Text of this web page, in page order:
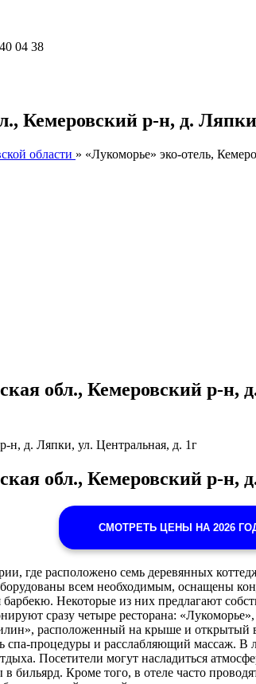
04 38
Кемеровский р-н, д.
области » «Лукоморье» эко-отель,
обл., Кемеровский р-н,
н, д. Ляпки, ул. Центральная, д. 1г
обл., Кемеровский р-н,
СМОТРЕТЬ ЦЕНЫ НА 2026
где расположено семь деревянных
всем необходимым, оснащены
барбекю. Некоторые из них предлагают
сразу четыре ресторана:
расположенный на крыше и открытый
спа-процедуры и расслабляющий массаж.
Посетители могут насладиться
бильярд. Кроме того, в отеле часто